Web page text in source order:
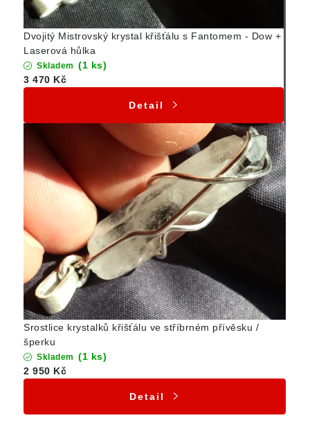
Dvojitý Mistrovský krystal křišťálu s Fantomem - Dow +
Laserová hůlka
Skladem (1 ks)
3 470 Kč
Detail
Srostlice krystalků křišťálu ve stříbrném přívěsku /
šperku
Skladem (1 ks)
2 950 Kč
Detail